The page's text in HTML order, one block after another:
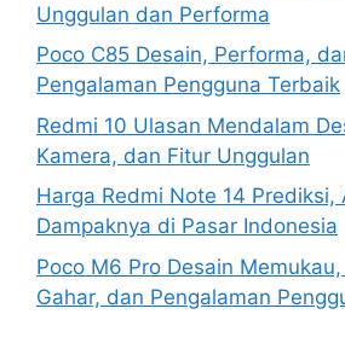
Unggulan dan Performa
Poco C85 Desain, Performa,
Pengalaman Pengguna Terbaik
Redmi 10 Ulasan Mendalam
Kamera, dan Fitur Unggulan
Harga Redmi Note 14 Prediksi,
Dampaknya di Pasar Indonesia
Poco M6 Pro Desain
Gahar, dan Pengalaman